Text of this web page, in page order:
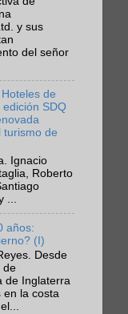
y sus
del señor
de
edición SDQ
turismo de
Ignacio
Roberto
años:
(I)
Desde
de
de Inglaterra
en la costa